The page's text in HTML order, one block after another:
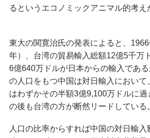
るというエコノミックアニマル的考え
東大の関寛治氏の発表によると、
年）、台湾の貿易輸入総額12億5千万
6億640万ドルが日本からの輸入であ
の人口をもつ中国は対日輸入において
はわずかその半額3億9,100万ドルに
の後も台湾の方が断然リードしている
人口の比率からすれば中国の対日輸入